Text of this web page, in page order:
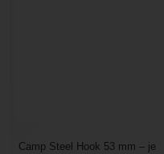
Camp Steel Hook 53 mm – je